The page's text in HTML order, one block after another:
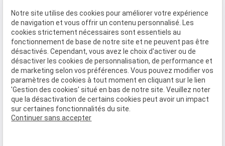
Devis
Contact
Louer une remorque
Acheter une remorque
Remorques VSN sur mesure
Applications / Métiers
Réparation & pièces
Notre site utilise des cookies pour améliorer votre expérience
de navigation et vous offrir un contenu personnalisé. Les
cookies strictement nécessaires sont essentiels au
fonctionnement de base de notre site et ne peuvent pas être
désactivés. Cependant, vous avez le choix d'activer ou de
désactiver les cookies de personnalisation, de performance et
de marketing selon vos préférences. Vous pouvez modifier vos
paramètres de cookies à tout moment en cliquant sur le lien
'Gestion des cookies' situé en bas de notre site. Veuillez noter
que la désactivation de certains cookies peut avoir un impact
sur certaines fonctionnalités du site.
Continuer sans accepter